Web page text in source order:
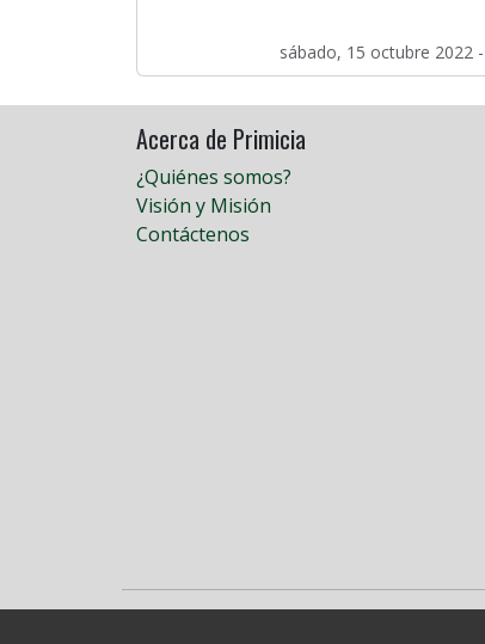
sábado, 15 octubre 2022 -
Acerca de Primicia
¿Quiénes somos?
Visión y Misión
Contáctenos